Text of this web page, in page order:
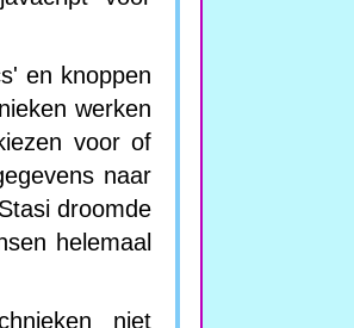
en knoppen
werken
voor of
naar
droomde
helemaal
niet